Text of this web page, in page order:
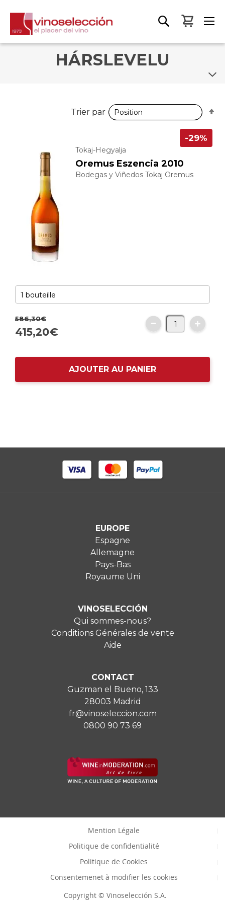
Mon
HÁRSLEVELU
Tokaj-Hegyalja
Oremus Eszencia 2010
Bodegas y Viñedos Tokaj Oremus
-29%
586,30€
415,20€
AJOUTER AU PANIER
Trier par
Trier par
EUROPE
Espagne
Allemagne
Pays-Bas
Royaume Uni
VINOSELECCIÓN
Qui sommes-nous?
Conditions Générales de vente
Aide
CONTACT
Guzman el Bueno, 133
28003 Madrid
fr@vinoseleccion.com
0800 90 73 69
Mention Légale
Politique de confidentialité
Politique de Cookies
Consentemenet à modifier les cookies
Copyright © Vinoselección S.A.